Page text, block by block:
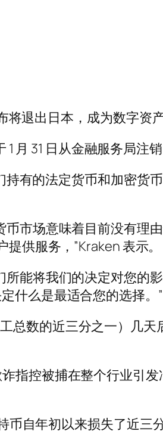
退出日本，成为数字资
月 31 日从金融服务局注
有的法定货币和加密货
市场意味着目前没有理
供服务，”Kraken 表示。
能将我们的决定对您的
什么是最适合您的选择。”
总数的近三分之一）几
指控被捕在整个行业引
自年初以来损失了近三